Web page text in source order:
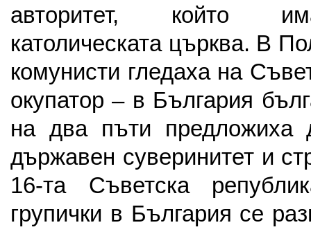
авторитет, който
католическата църква. В
комунисти гледаха на
окупатор – в България
на два пъти предложиха
държавен суверинитет и
16-та Съветска
групички в България се